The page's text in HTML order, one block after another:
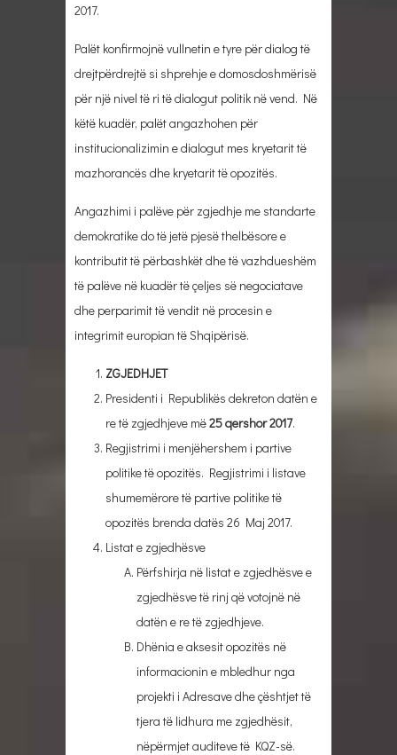
2017.
Palët konfirmojnë vullnetin e tyre për dialog të
drejtpërdrejtë si shprehje e domosdoshmërisë
për një nivel të ri të dialogut politik në vend. Në
këtë kuadër, palët angazhohen për
institucionalizimin e dialogut mes kryetarit të
mazhorancës dhe kryetarit të opozitës.
Angazhimi i palëve për zgjedhje me standarte
demokratike do të jetë pjesë thelbësore e
kontributit të përbashkët dhe të vazhdueshëm
të palëve në kuadër të çeljes së negociatave
dhe perparimit të vendit në procesin e
integrimit europian të Shqipërisë.
ZGJEDHJET
Presidenti i Republikës dekreton datën e
re të zgjedhjeve më25 qershor 2017.
Regjistrimi i menjëhershem i partive
politike të opozitës. Regjistrimi i listave
shumemërore të partive politike të
opozitës brenda datës 26 Maj 2017.
Listat e zgjedhësve
Përfshirja në listat e zgjedhësve e
zgjedhësve të rinj që votojnë në
datën e re të zgjedhjeve.
Dhënia e aksesit opozitës në
informacionin e mbledhur nga
projekti i Adresave dhe çështjet të
tjera të lidhura me zgjedhësit,
nëpërmjet auditeve të KQZ-së.